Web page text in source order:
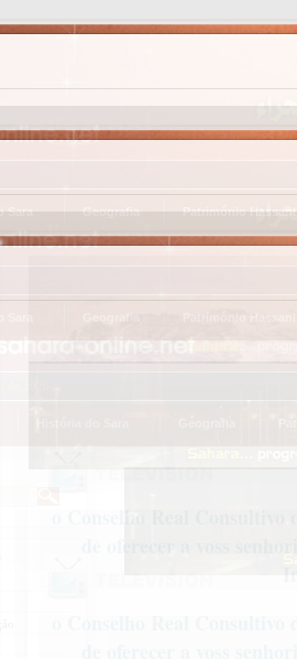
Sara Geografia Património Hassani